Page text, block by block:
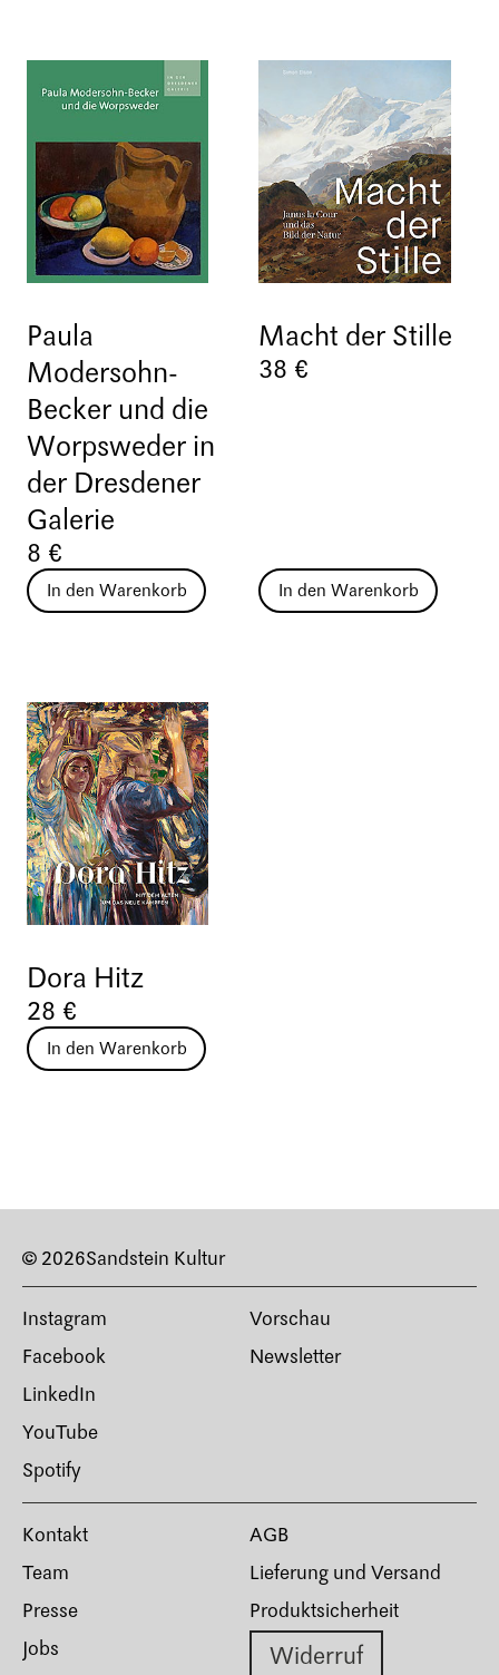
Paula
Modersohn-
Becker und die
Worpsweder in
der Dresdener
Galerie
8 €
In den Warenkorb
Macht der Stille
38 €
In den Warenkorb
Dora Hitz
28 €
In den Warenkorb
© 2026Sandstein Kultur
Instagram
Facebook
LinkedIn
YouTube
Spotify
Vorschau
Newsletter
Kontakt
Team
Presse
Jobs
AGB
Lieferung und Versand
Produktsicherheit
Widerruf